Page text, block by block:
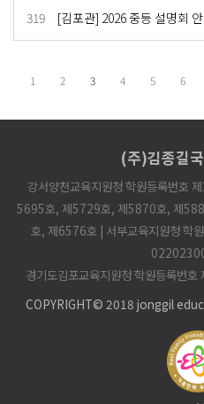
319 [김포관] 2026 중등 설명회
1 2 3 4 5 6
(주)김종길
강서양천교육지원청 학원등록번호
5695호, 제5729호, 제5870호, 제
호, 제6576호 | 서부교육지원청 학
경기도김포교육지원청 학원등록번
COPYRIGHT© 2018 jonggil